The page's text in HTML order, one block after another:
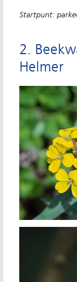
Startpunt:
2.
Helmer